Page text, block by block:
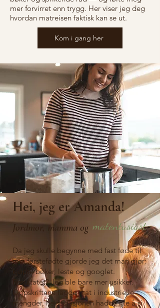
mer forvirret enn trygg. Her viser jeg deg
hvordan matreisen faktisk kan se ut.
Kom i gang her
Hei, jeg er Amanda!
Jordmor, mamma og matentusiast
Da jeg skulle begynne med fast føde til
min førstefødte gjorde jeg det man gjør:
kjøpte bøker, leste og googlet.
Resultatet? Jeg ble bare mer usikker.
Oppskriftene lagde mat i industrielle
mengder, helsestasjonen hadde lite å si